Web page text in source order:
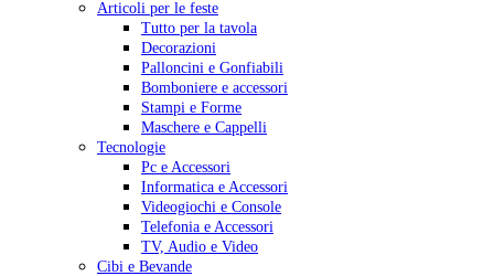
Articoli per le feste
Tutto per la tavola
Decorazioni
Palloncini e Gonfiabili
Bomboniere e accessori
Stampi e Forme
Maschere e Cappelli
Tecnologie
Pc e Accessori
Informatica e Accessori
Videogiochi e Console
Telefonia e Accessori
TV, Audio e Video
Cibi e Bevande